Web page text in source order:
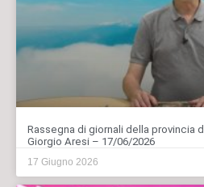
Rassegna di giornali della provincia
Giorgio Aresi – 17/06/2026
17 Giugno 2026